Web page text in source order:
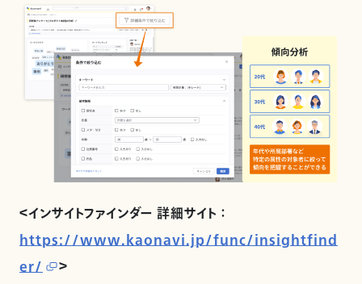
＜インサイトファインダー 詳細サイト ：
https://www.kaonavi.jp/func/insightfind
er/
＞